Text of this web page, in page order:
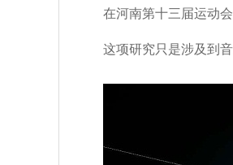
在河南第十三届运动
这项研究只是涉及到